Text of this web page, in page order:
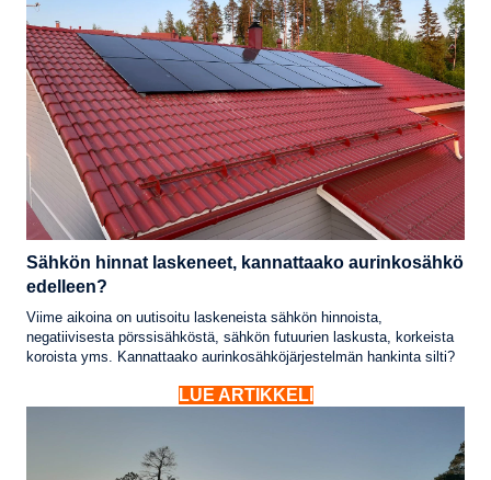
Sähkön hinnat laskeneet, kannattaako aurinkosähkö
edelleen?
Viime aikoina on uutisoitu laskeneista sähkön hinnoista,
negatiivisesta pörssisähköstä, sähkön futuurien laskusta, korkeista
koroista yms. Kannattaako aurinkosähköjärjestelmän hankinta silti?
LUE ARTIKKELI